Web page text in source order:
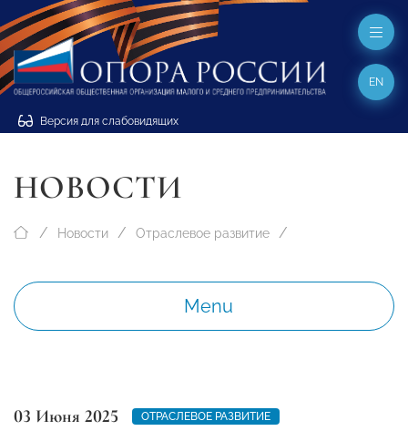
Версия для слабовидящих
EN
НОВОСТИ
Новости Отраслевое развитие
Menu
03 Июня 2025
ОТРАСЛЕВОЕ РАЗВИТИЕ